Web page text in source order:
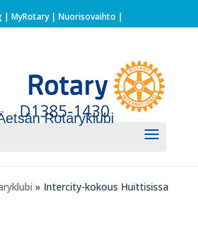
| MyRotary | Nuorisovaihto |
Rotaryklubi
» Intercity-kokous Huittisissa